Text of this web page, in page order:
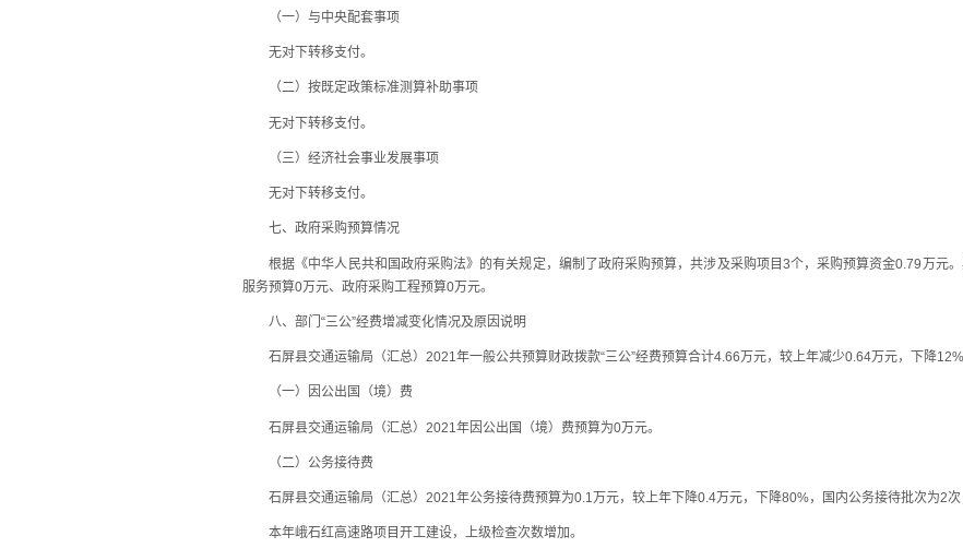
（一）与中央配套事项
无对下转移支付。
（二）按既定政策标准测算补助事项
无对下转移支付。
（三）经济社会事业发展事项
无对下转移支付。
七、政府采购预算情况
根据《中华人民共和国政府采购法》的有关规定，编制了政府采购预算，共涉及采购项目3个，采购预算资金0.79万元
服务预算0万元、政府采购工程预算0万元。
八、部门“三公”经费增减变化情况及原因说明
石屏县交通运输局（汇总）2021年一般公共预算财政拨款“三公”经费预算合计4.66万元，较上年减少0.64万元，下降12%
（一）因公出国（境）费
石屏县交通运输局（汇总）2021年因公出国（境）费预算为0万元。
（二）公务接待费
石屏县交通运输局（汇总）2021年公务接待费预算为0.1万元，较上年下降0.4万元，下降80%，国内公务接待批次为2次
本年峨石红高速路项目开工建设，上级检查次数增加。